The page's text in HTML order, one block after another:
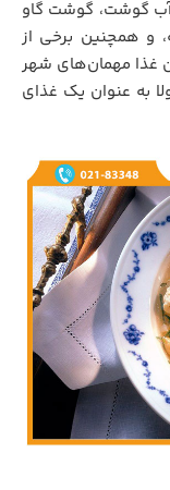
گوشت، گوشت گاو
و همچنین برخی از
غذا مهمان‌های شهر
به عنوان یک غذای